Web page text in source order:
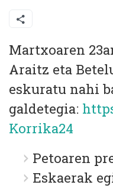
Martxoaren
Araitz eta
eskuratu nahi
galdetegia:
Korrika24
Petoaren
Eskaerak